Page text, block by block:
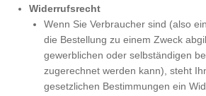
Widerrufsrecht
Wenn Sie Verbraucher sind (also
die Bestellung zu einem Zweck
gewerblichen oder selbständigen
zugerechnet werden kann), steht
gesetzlichen Bestimmungen ein